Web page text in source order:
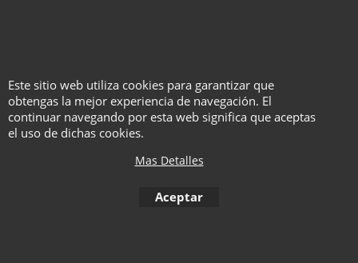
Red Mirror - Helder
Guimarães
Haga "click" aquí
Este sitio web utiliza cookies para garantizar que
obtengas la mejor experiencia de navegación. El
continuar navegando por esta web significa que aceptas
el uso de dichas cookies.
Mas Detalles
Aceptar